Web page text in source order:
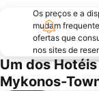
Os preços e a
mudam
ofertas que
nos sites de
Um dos
Mykonos-